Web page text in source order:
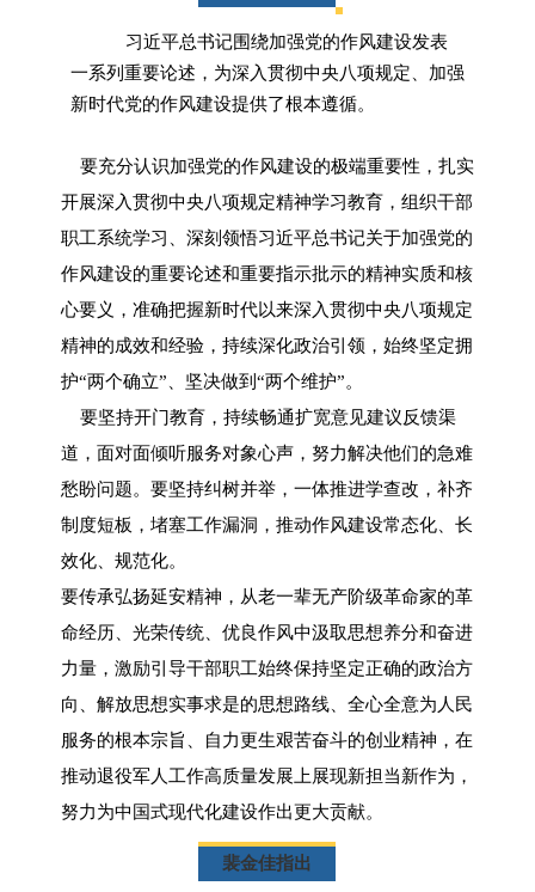
习近平总书记围绕加强党的作风建设发表
一系列重要论述，为深入贯彻中央八项规定、加强
新时代党的作风建设提供了根本遵循。
要充分认识加强党的作风建设的极端重要性，扎实
开展深入贯彻中央八项规定精神学习教育，组织干部
职工系统学习、深刻领悟习近平总书记关于加强党的
作风建设的重要论述和重要指示批示的精神实质和核
心要义，准确把握新时代以来深入贯彻中央八项规定
精神的成效和经验，持续深化政治引领，始终坚定拥
护“两个确立”、坚决做到“两个维护”。
要坚持开门教育，持续畅通扩宽意见建议反馈渠
道，面对面倾听服务对象心声，努力解决他们的急难
愁盼问题。要坚持纠树并举，一体推进学查改，补齐
制度短板，堵塞工作漏洞，推动作风建设常态化、长
效化、规范化。
要传承弘扬延安精神，从老一辈无产阶级革命家的革
命经历、光荣传统、优良作风中汲取思想养分和奋进
力量，激励引导干部职工始终保持坚定正确的政治方
向、解放思想实事求是的思想路线、全心全意为人民
服务的根本宗旨、自力更生艰苦奋斗的创业精神，在
推动退役军人工作高质量发展上展现新担当新作为，
努力为中国式现代化建设作出更大贡献。
裴金佳指出